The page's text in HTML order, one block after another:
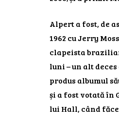
Alpert a fost, de
1962 cu Jerry
clapeista
luni – un alt
produs albumul
și a fost votată în
lui Hall, când